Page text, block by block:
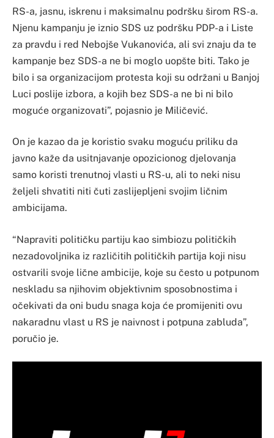
RS-a, jasnu, iskrenu i maksimalnu podršku širom RS-a.
Njenu kampanju je iznio SDS uz podršku PDP-a i Liste
za pravdu i red Nebojše Vukanovića, ali svi znaju da te
kampanje bez SDS-a ne bi moglo uopšte biti. Tako je
bilo i sa organizacijom protesta koji su održani u Banjoj
Luci poslije izbora, a kojih bez SDS-a ne bi ni bilo
moguće organizovati”, pojasnio je Miličević.
On je kazao da je koristio svaku moguću priliku da
javno kaže da usitnjavanje opozicionog djelovanja
samo koristi trenutnoj vlasti u RS-u, ali to neki nisu
željeli shvatiti niti čuti zaslijepljeni svojim ličnim
ambicijama.
“Napraviti političku partiju kao simbiozu političkih
nezadovoljnika iz različitih političkih partija koji nisu
ostvarili svoje lične ambicije, koje su često u potpunom
neskladu sa njihovim objektivnim sposobnostima i
očekivati da oni budu snaga koja će promijeniti ovu
nakaradnu vlast u RS je naivnost i potpuna zabluda”,
poručio je.